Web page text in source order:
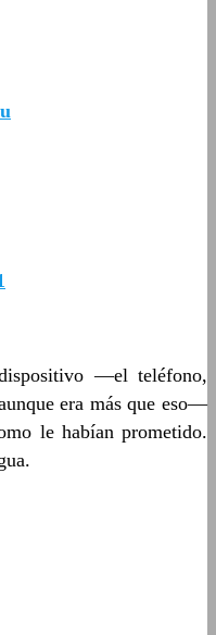
—el teléfono,
era más que eso—
le habían prometido.